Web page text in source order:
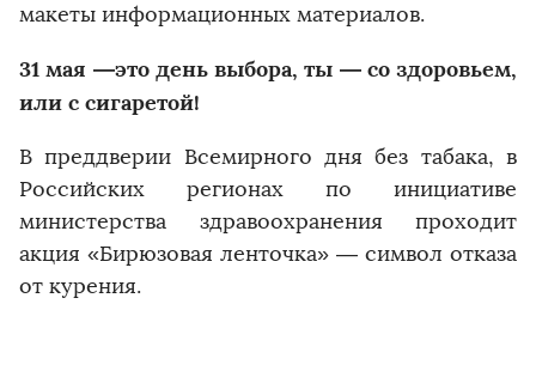
макеты информационных материалов.
31 мая —это день выбора, ты — со здоровьем,
или с сигаретой!
В преддверии Всемирного дня без табака, в
Российских регионах по инициативе
министерства здравоохранения проходит
акция «Бирюзовая ленточка» — символ отказа
от курения.